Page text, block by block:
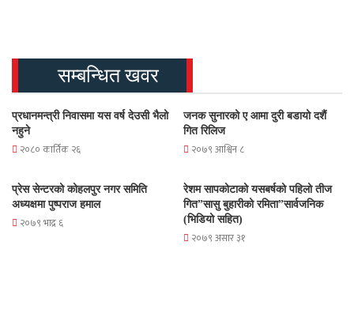
सम्बन्धित खवर
प्रधानमन्त्री निवासमा यस वर्ष देउसी भैलो
नहुने
२०८० कार्तिक २६
जनक सुनारको ए आमा दुरी बडायो दशैं
गित रिलिज
२०७९ आश्विन ८
प्रेस सेन्टरको कोहलपुर नगर समिति
अध्यक्षमा पुष्पराज हमाल
२०७९ भाद्र ६
रेशम सापकोटाको यसबर्षको पहिलो तीज
गित”सासु बुहारीको रमिता”सार्वजनिक
(भिडियो सहित)
२०७९ असार ३१